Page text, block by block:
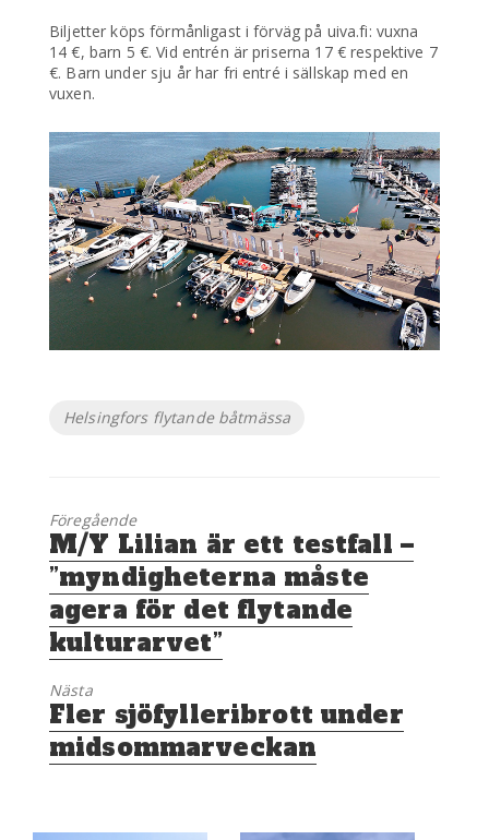
Biljetter köps förmånligast i förväg på uiva.fi: vuxna
14 €, barn 5 €. Vid entrén är priserna 17 € respektive 7
€. Barn under sju år har fri entré i sällskap med en
vuxen.
Etiketter
Helsingfors flytande båtmässa
Föregående
Föregående
inlägg:
M/Y Lilian är ett testfall –
”myndigheterna måste
agera för det flytande
kulturarvet”
Nästa
Nästa
inlägg:
Fler sjöfylleribrott under
midsommarveckan